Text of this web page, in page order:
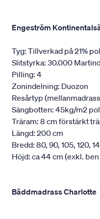
Engeström
Tyg: Tillverkad på 21%
Slitstyrka: 30.000
Pilling: 4
Zonindelning: Duozon
Resårtyp
Sängbotten: 45kg/m2
Träram: 8 cm förstärkt
Längd: 200 cm
Bredd: 80, 90, 105, 120,
Höjd: ca 44 cm (exkl.
Bäddmadrass Charlotte